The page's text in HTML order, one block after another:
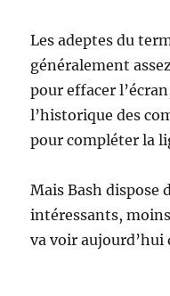
Les adeptes du
généralement
pour effacer
l’historique des
pour compléter la
Mais Bash dispose
intéressants,
va voir aujourd’hui